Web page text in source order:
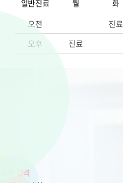
일반진료 월 화
오전
진료
오후
진료
교수 경력